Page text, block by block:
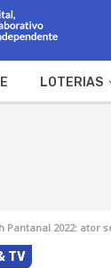
LOTERIAS
Pantanal 2022: ator
TV